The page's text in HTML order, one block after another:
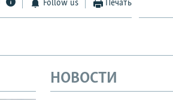
Follow us Печать
НОВОСТИ